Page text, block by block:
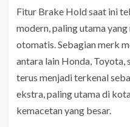
Fitur Brake Hold saat ini
modern, paling utama
otomatis. Sebagian merk
antara lain Honda, Toyota,
terus menjadi terkenal
ekstra, paling utama di
kemacetan yang besar.